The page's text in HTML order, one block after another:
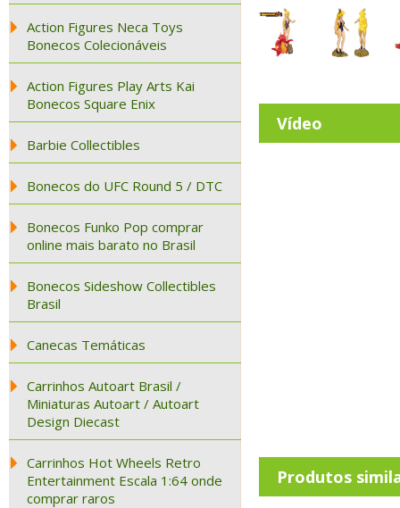
Action Figures Neca Toys
Bonecos Colecionáveis
Action Figures Play Arts Kai
Bonecos Square Enix
Barbie Collectibles
Bonecos do UFC Round 5 / DTC
Bonecos Funko Pop comprar
online mais barato no Brasil
Bonecos Sideshow Collectibles
Brasil
Canecas Temáticas
Carrinhos Autoart Brasil /
Miniaturas Autoart / Autoart
Design Diecast
Carrinhos Hot Wheels Retro
Entertainment Escala 1:64 onde
comprar raros
Vídeo
Produtos